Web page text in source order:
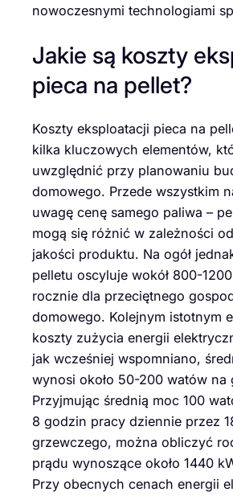
nowoczesnymi technologiami
Jakie są koszty
pieca na pellet?
Koszty eksploatacji pieca na
kilka kluczowych elementów,
uwzględnić przy planowaniu
domowego. Przede wszystkim
uwagę cenę samego paliwa –
mogą się różnić w zależności
jakości produktu. Na ogół
pelletu oscyluje wokół 800-
rocznie dla przeciętnego
domowego. Kolejnym istotnym
koszty zużycia energii
jak wcześniej wspomniano,
wynosi około 50-200 watów na
Przyjmując średnią moc 100
8 godzin pracy dziennie przez
grzewczego, można obliczyć
prądu wynoszące około 1440
Przy obecnych cenach energii